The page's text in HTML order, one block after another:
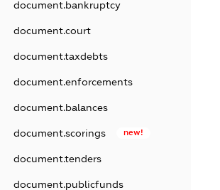
document.bankruptcy
document.court
document.taxdebts
document.enforcements
document.balances
document.scorings new!
document.tenders
document.publicfunds